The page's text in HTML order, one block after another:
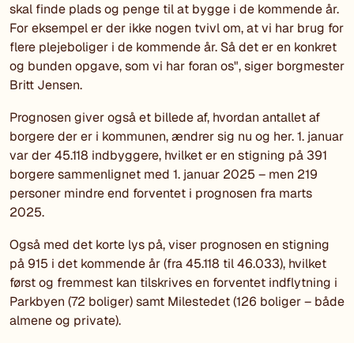
skal finde plads og penge til at bygge i de kommende år.
For eksempel er der ikke nogen tvivl om, at vi har brug for
flere plejeboliger i de kommende år. Så det er en konkret
og bunden opgave, som vi har foran os", siger borgmester
Britt Jensen.
Prognosen giver også et billede af, hvordan antallet af
borgere der er i kommunen, ændrer sig nu og her. 1. januar
var der 45.118 indbyggere, hvilket er en stigning på 391
borgere sammenlignet med 1. januar 2025 – men 219
personer mindre end forventet i prognosen fra marts
2025.
Også med det korte lys på, viser prognosen en stigning
på 915 i det kommende år (fra 45.118 til 46.033), hvilket
først og fremmest kan tilskrives en forventet indflytning i
Parkbyen (72 boliger) samt Milestedet (126 boliger – både
almene og private).